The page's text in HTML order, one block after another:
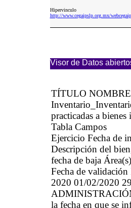
Hipervinculo
http://www.cegaipslp.org.mx/
Visor de Datos
TÍTULO
practicadas a
Tabla Campos
Ejercicio Fecha de
Descripción del
fecha de baja
Fecha de validación
2020 01/02/2020
la fecha en que se